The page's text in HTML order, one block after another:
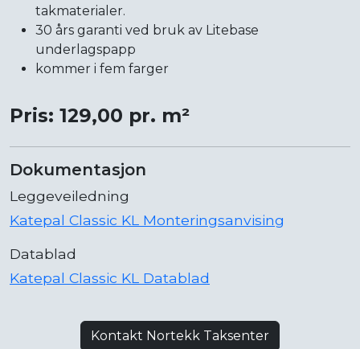
takmaterialer.
30 års garanti ved bruk av Litebase
underlagspapp
kommer i fem farger
Pris: 129,00 pr. m²
Dokumentasjon
Leggeveiledning
Katepal Classic KL Monteringsanvising
Datablad
Katepal Classic KL Datablad
Kontakt Nortekk Taksenter